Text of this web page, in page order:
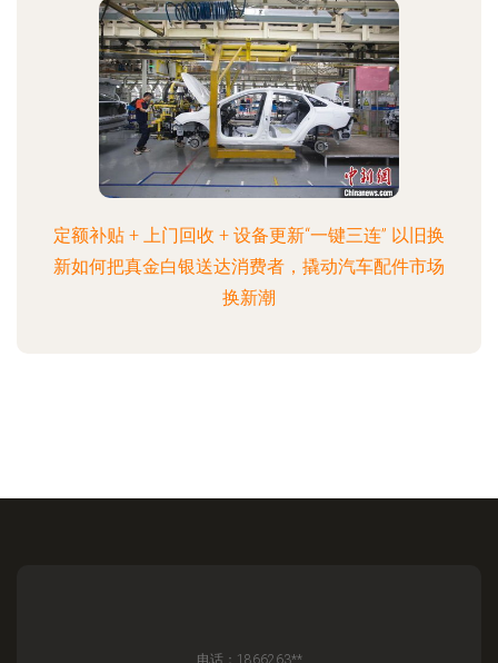
定额补贴 + 上门回收 + 设备更新“一键三连” 以旧换
新如何把真金白银送达消费者，撬动汽车配件市场
换新潮
电话：1866263**